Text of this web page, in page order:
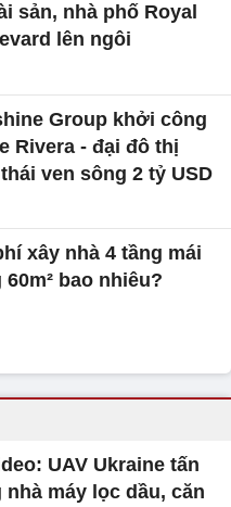
sản, nhà phố Royal
lên ngôi
Group khởi công
Rivera - đại đô thị
ven sông 2 tỷ USD
xây nhà 4 tầng mái
60m² bao nhiêu?
UAV Ukraine tấn
nhà máy lọc dầu, căn